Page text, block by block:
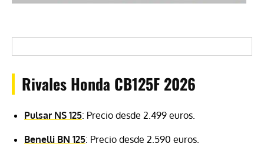
Rivales Honda CB125F 2026
Pulsar NS 125: Precio desde 2.499 euros.
Benelli BN 125: Precio desde 2.590 euros.